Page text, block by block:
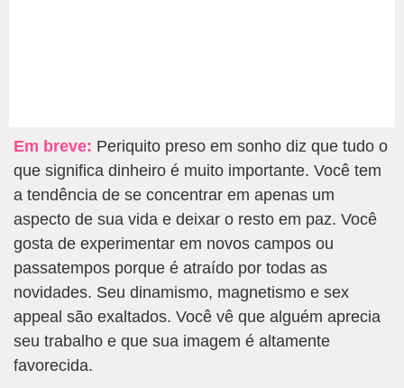
Em breve: Periquito preso em sonho diz que tudo o
que significa dinheiro é muito importante. Você tem
a tendência de se concentrar em apenas um
aspecto de sua vida e deixar o resto em paz. Você
gosta de experimentar em novos campos ou
passatempos porque é atraído por todas as
novidades. Seu dinamismo, magnetismo e sex
appeal são exaltados. Você vê que alguém aprecia
seu trabalho e que sua imagem é altamente
favorecida.